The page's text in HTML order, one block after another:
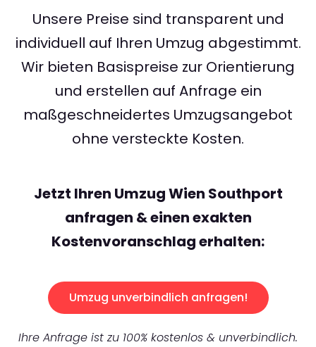
Unsere Preise sind transparent und
individuell auf Ihren Umzug abgestimmt.
Wir bieten Basispreise zur Orientierung
und erstellen auf Anfrage ein
maßgeschneidertes Umzugsangebot
ohne versteckte Kosten.
Jetzt Ihren Umzug Wien Southport
anfragen & einen exakten
Kostenvoranschlag erhalten:
Umzug unverbindlich anfragen!
Ihre Anfrage ist zu 100% kostenlos & unverbindlich.